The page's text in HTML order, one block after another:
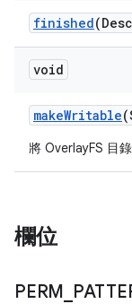
finished
void
makeWritable
將 OverlayFS 目
欄位
PERM